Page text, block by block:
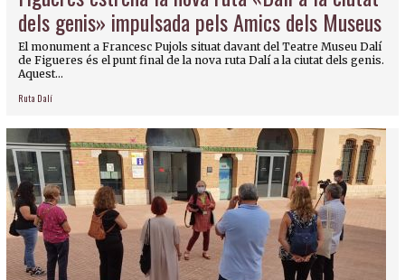
dels genis» impulsada pels Amics dels Museus
El monument a Francesc Pujols situat davant del Teatre Museu Dalí
de Figueres és el punt final de la nova ruta Dalí a la ciutat dels genis.
Aquest...
Ruta Dalí